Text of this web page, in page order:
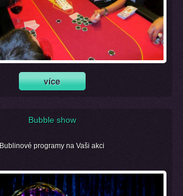
Bubble show
Bublinové programy na Vaši akci